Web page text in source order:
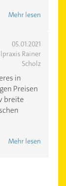
Mehr lesen
05.01.2021
Rainer
Scholz
in
Preisen
breite
Mehr lesen